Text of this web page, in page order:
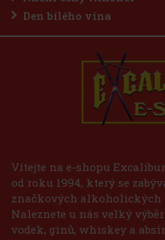
Den bílého vína
Vítejte na e-shopu
od roku 1994, který se
značkových alkoholických
Naleznete u nás velký
vodek, ginů, whiskey a